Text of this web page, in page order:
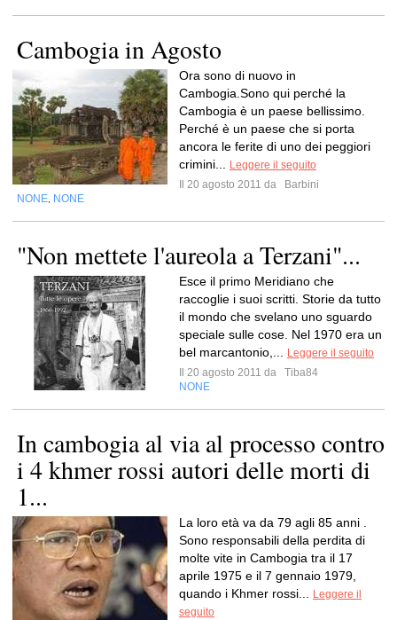
Cambogia in Agosto
Ora sono di nuovo in
Cambogia.Sono qui perché la
Cambogia è un paese bellissimo.
Perché è un paese che si porta
ancora le ferite di uno dei peggiori
crimini...
Leggere il seguito
Il 20 agosto 2011 da
Barbini
NONE NONE
"Non mettete l'aureola a Terzani"...
Esce il primo Meridiano che
raccoglie i suoi scritti. Storie da tutto
il mondo che svelano uno sguardo
speciale sulle cose. Nel 1970 era un
bel marcantonio,...
Leggere il seguito
Il 20 agosto 2011 da
Tiba84
NONE
In cambogia al via al processo contro
i 4 khmer rossi autori delle morti di
1...
La loro età va da 79 agli 85 anni .
Sono responsabili della perdita di
molte vite in Cambogia tra il 17
aprile 1975 e il 7 gennaio 1979,
quando i Khmer rossi...
Leggere il
seguito